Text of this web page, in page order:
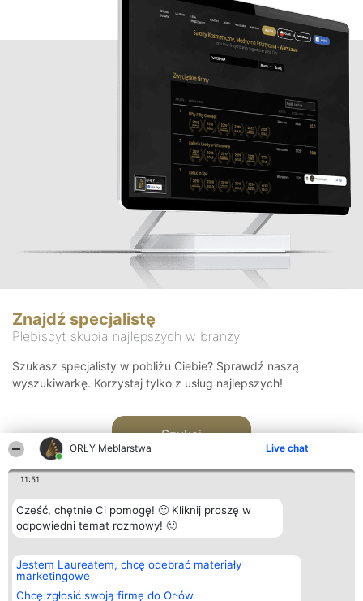
ORŁY Meblarstwa Live chat
11:51
Cześć, chętnie Ci pomogę! 🙂 Kliknij proszę w
odpowiedni temat rozmowy! 🙂
Jestem Laureatem, chcę odebrać materiały
marketingowe
Chcę zgłosić swoją firmę do Orłów
Znajdź specjalistę
Plebiscyt skupia najlepszych w branży
Szukasz specjalisty w pobliżu Ciebie? Sprawdź naszą
wyszukiwarkę. Korzystaj tylko z usług najlepszych!
Szukaj
Organizator plebiscytu
Bright Side Solutions sp. z o.
o. sp. k.
ul. Ruska 22
Plebiscyt
Laureaci
wszystkich
Kontakt
Kontakt